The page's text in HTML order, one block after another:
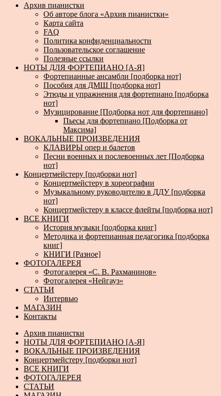
Архив пианистки
Об авторе блога «Архив пианистки»
Карта сайта
FAQ
Политика конфиденциальности
Пользовательское соглашение
Полезные ссылки
НОТЫ ДЛЯ ФОРТЕПИАНО [А-Я]
Фортепианные ансамбли [подборка нот]
Пособия для ДМШ [подборка нот]
Этюды и упражнения для фортепиано [подборка
нот]
Музицирование [Подборка нот для фортепиано]
Пьесы для фортепиано [Подборка от
Максима]
ВОКАЛЬНЫЕ ПРОИЗВЕДЕНИЯ
КЛАВИРЫ опер и балетов
Песни военных и послевоенных лет [Подборка
нот]
Концертмейстеру [подборки нот]
Концертмейстеру в хореографии
Музыкальному руководителю в ДДУ [подборка
нот]
Концертмейстеру в классе флейты [подборка нот]
ВСЕ КНИГИ
История музыки [подборка книг]
Методика и фортепианная педагогика [подборка
книг]
КНИГИ [Разное]
ФОТОГАЛЕРЕЯ
Фотогалерея «С. В. Рахманинов»
Фотогалерея «Нейгауз»
СТАТЬИ
Интервью
МАГАЗИН
Контакты
Архив пианистки
НОТЫ ДЛЯ ФОРТЕПИАНО [А-Я]
ВОКАЛЬНЫЕ ПРОИЗВЕДЕНИЯ
Концертмейстеру [подборки нот]
ВСЕ КНИГИ
ФОТОГАЛЕРЕЯ
СТАТЬИ